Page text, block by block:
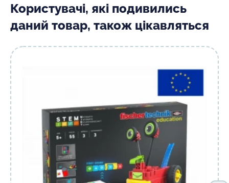
Користувачі, які подивились
даний товар, також цікавляться